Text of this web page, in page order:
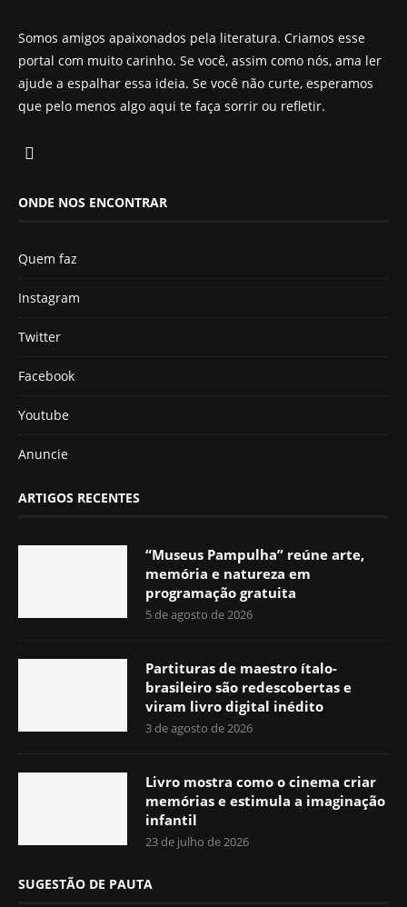
Somos amigos apaixonados pela literatura. Criamos esse
portal com muito carinho. Se você, assim como nós, ama ler
ajude a espalhar essa ideia. Se você não curte, esperamos
que pelo menos algo aqui te faça sorrir ou refletir.
ONDE NOS ENCONTRAR
Quem faz
Instagram
Twitter
Facebook
Youtube
Anuncie
ARTIGOS RECENTES
“Museus Pampulha” reúne arte,
memória e natureza em
programação gratuita
5 de agosto de 2026
Partituras de maestro ítalo-
brasileiro são redescobertas e
viram livro digital inédito
3 de agosto de 2026
Livro mostra como o cinema criar
memórias e estimula a imaginação
infantil
23 de julho de 2026
SUGESTÃO DE PAUTA